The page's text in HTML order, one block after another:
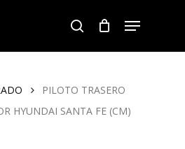
search
Menu
PILOTO TRASERO
HYUNDAI SANTA FE (CM)